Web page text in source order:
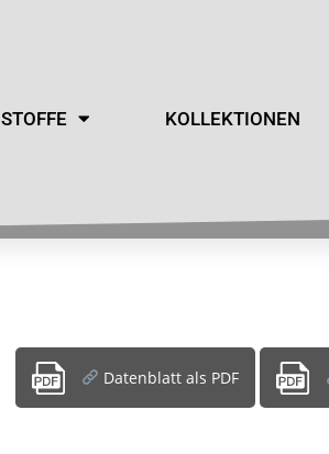
STOFFE KOLLEKTIONEN
Datenblatt als PDF